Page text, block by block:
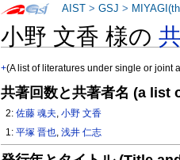
小野 文香 様の
+(A list of literatures under single or joint
共著回数と共著者名 (a
2:佐藤 魂夫,小野 文香
1:平塚 晋也,浅井 仁志
AIST >GSJ >